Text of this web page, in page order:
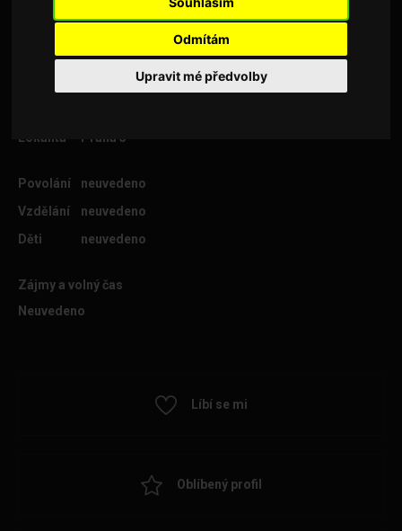
Odmítám
Upravit mé předvolby
Všechno:*
Lokalita
Praha 5
Povolání
neuvedeno
Vzdělání
neuvedeno
Děti
neuvedeno
Zájmy a volný čas
Neuvedeno
Líbí se mi
Oblíbený profil